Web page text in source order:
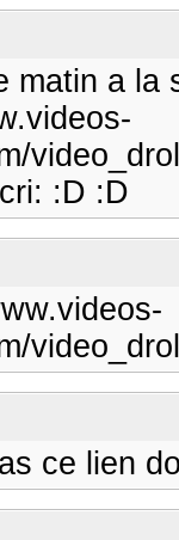
matin a la
:D :D
ce lien